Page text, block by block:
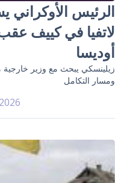
الرئيس الأوكراني
لاتفيا في كييف عقب
أوديسا
زيلينسكي يبحث مع وزير خارجية
ومسار التكامل